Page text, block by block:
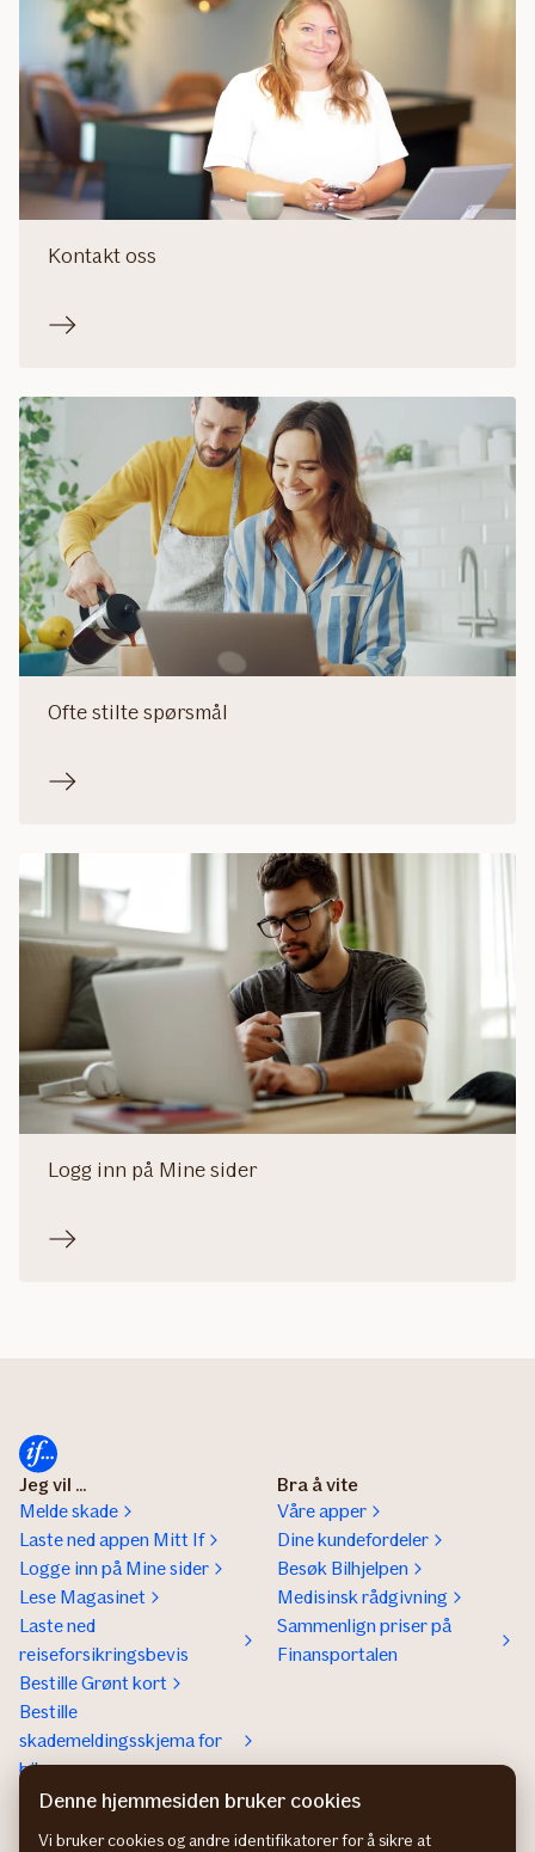
Kontakt oss
Ofte stilte spørsmål
Logg inn på Mine sider
Jeg vil ...
Melde skade
Laste ned appen Mitt If
Logge inn på Mine sider
Lese Magasinet
Laste ned
reiseforsikringsbevis
Bestille Grønt kort
Bestille
skademeldingsskjema for
bil
Bra å vite
Våre apper
Dine kundefordeler
Besøk Bilhjelpen
Medisinsk rådgivning
Sammenlign priser på
Finansportalen
Om If
Om If
Kontakt If
Kundeservice
Denne hjemmesiden bruker cookies
Vi bruker cookies og andre identifikatorer for å sikre at